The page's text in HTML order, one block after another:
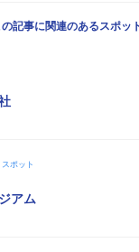
の記事に関連のあるスポッ
ポット
アム